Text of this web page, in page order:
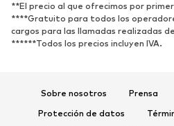
DEPORTE
Ropa deportiva
Complementos deportivos
COMPLEMENTOS
**El precio al que ofrecimos por
****Gratuito para todos los
cargos para las llamadas realizadas
******Todos los precios incluyen IVA.
Sobre nosotros Prensa
Protección de datos